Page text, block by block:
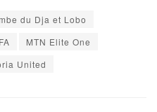
du Dja et Lobo
MTN Elite One
United